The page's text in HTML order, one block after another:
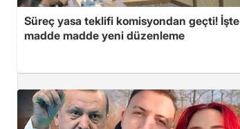
Süreç yasa teklifi komisyondan geçti! İşte
madde madde yeni düzenleme